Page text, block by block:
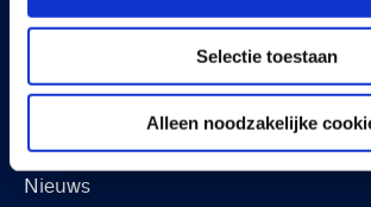
Selectie toestaan
Alleen noodzakelijke
Continia Software Whistleblower
Bronnen
Nieuws